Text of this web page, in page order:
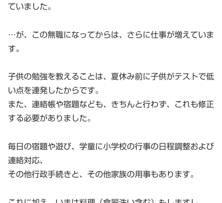
ていました。
…が、この無職になってからは、さらに仕事が増えていま
す。
子供の勉強を教えることは、夏休み前に子供がテストで低
い点を連発したからです。
また、連絡帳や宿題なども、きちんと行わず、これも修正
する必要がありました。
毎日の宿題や遊び、学童に小学校の行事の日程調整および
連絡対応、
その他行政手続きと、その他家族の用事もあります。